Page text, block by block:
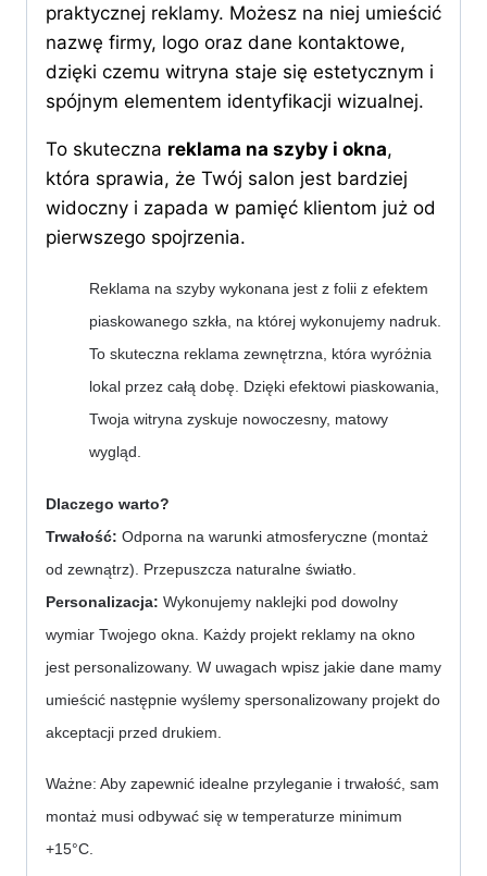
praktycznej reklamy. Możesz na niej umieścić
nazwę firmy, logo oraz dane kontaktowe,
dzięki czemu witryna staje się estetycznym i
spójnym elementem identyfikacji wizualnej.
To skuteczna reklama na szyby i okna,
która sprawia, że Twój salon jest bardziej
widoczny i zapada w pamięć klientom już od
pierwszego spojrzenia.
Reklama na szyby wykonana jest z folii z efektem
piaskowanego szkła, na której wykonujemy nadruk.
To skuteczna reklama zewnętrzna, która wyróżnia
lokal przez całą dobę. Dzięki efektowi piaskowania,
Twoja witryna zyskuje nowoczesny, matowy
wygląd.
Dlaczego warto?
Trwałość: Odporna na warunki atmosferyczne (montaż
od zewnątrz). Przepuszcza naturalne światło.
Personalizacja: Wykonujemy naklejki pod dowolny
wymiar Twojego okna. Każdy projekt reklamy na okno
jest personalizowany. W uwagach wpisz jakie dane mamy
umieścić następnie wyślemy spersonalizowany projekt do
akceptacji przed drukiem.
Ważne: Aby zapewnić idealne przyleganie i trwałość, sam
montaż musi odbywać się w temperaturze minimum
+15°C.